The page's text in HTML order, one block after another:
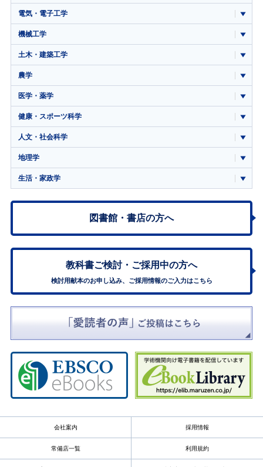
電気・電子工学
機械工学
土木・建築工学
農学
医学・薬学
健康・スポーツ科学
人文・社会科学
地理学
生活・家政学
図書館・書店の方へ
教科書ご検討・ ご採用中の方へ
検討用献本のお申し込み、ご採用情報のご入力はこちら
会社案内 採用情報
常備店一覧 利用規約